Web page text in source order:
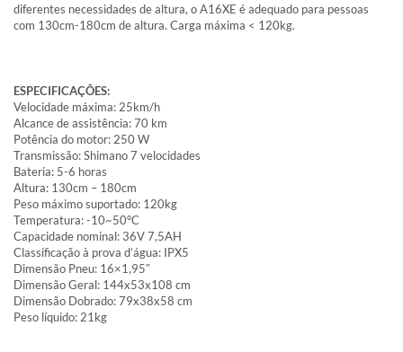
diferentes necessidades de altura, o A16XE é adequado para pessoas
com 130cm-180cm de altura. Carga máxima < 120kg.
ESPECIFICAÇÕES:
Velocidade máxima: 25km/h
Alcance de assistência: 70 km
Potência do motor: 250 W
Transmissão: Shimano 7 velocidades
Bateria: 5-6 horas
Altura: 130cm – 180cm
Peso máximo suportado: 120kg
Temperatura: -10~50°C
Capacidade nominal: 36V 7,5AH
Classificação à prova d’água: IPX5
Dimensão Pneu: 16×1,95″
Dimensão Geral: 144x53x108 cm
Dimensão Dobrado: 79x38x58 cm
Peso líquido: 21kg